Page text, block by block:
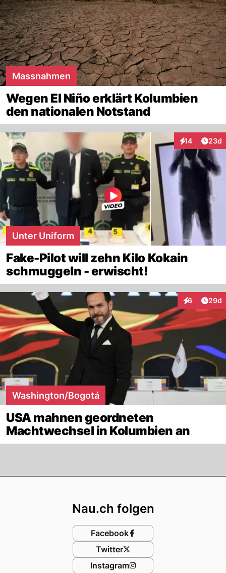
Massnahmen
Wegen El Niño erklärt Kolumbien
den nationalen Notstand
14
Interaktionen
23d
Unter Uniform
Fake-Pilot will zehn Kilo Kokain
schmuggeln - erwischt!
6
Interaktionen
29d
Washington/Bogotá
USA mahnen geordneten
Machtwechsel in Kolumbien an
Nau.ch folgen
Facebook
Twitter
Instagram